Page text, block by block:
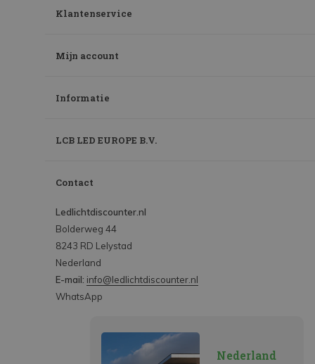
Klantenservice
Mijn account
Informatie
LCB LED EUROPE B.V.
Contact
Ledlichtdiscounter.nl
Bolderweg 44
8243 RD Lelystad
Nederland
E-mail: info@ledlichtdiscounter.nl
WhatsApp
Nederland